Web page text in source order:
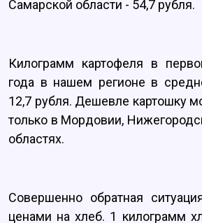
Самарской области - 54,7 рубля.
Килограмм картофеля в
года в нашем регионе в
12,7 рубля. Дешевле картошку
только в Мордовии,
областях.
Совершенно обратная
ценами на хлеб. 1 килограмм